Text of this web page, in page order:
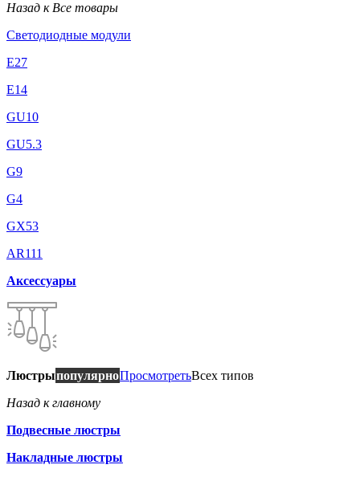
Назад к Все товары
Светодиодные модули
E27
E14
GU10
GU5.3
G9
G4
GX53
AR111
Аксессуары
ЛюстрыпопулярноПросмотретьВсех типов
Назад к главному
Подвесные люстры
Накладные люстры